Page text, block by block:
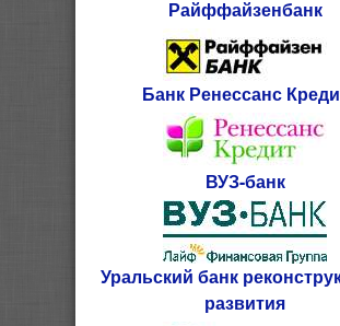
Райффайзенбанк
Банк Ренессанс
ВУЗ-банк
Уральский банк
развития